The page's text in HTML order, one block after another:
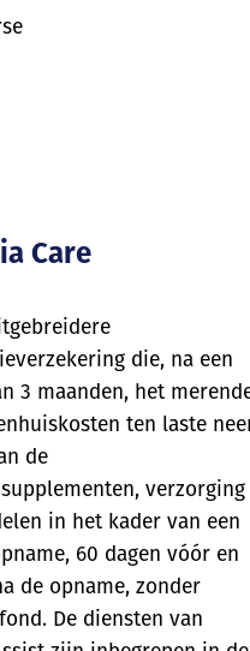
Care
die, na een
3 maanden, het
ten laste
de
verzorging
in het kader van een
60 dagen vóór en
de opname, zonder
De diensten van